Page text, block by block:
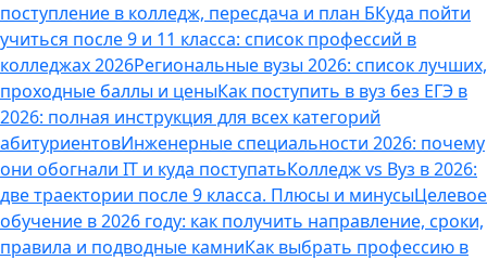
поступление в колледж, пересдача и план БКуда пойти
учиться после 9 и 11 класса: список профессий в
колледжах 2026Региональные вузы 2026: список лучших,
проходные баллы и ценыКак поступить в вуз без ЕГЭ в
2026: полная инструкция для всех категорий
абитуриентовИнженерные специальности 2026: почему
они обогнали IT и куда поступатьКолледж vs Вуз в 2026:
две траектории после 9 класса. Плюсы и минусыЦелевое
обучение в 2026 году: как получить направление, сроки,
правила и подводные камниКак выбрать профессию в